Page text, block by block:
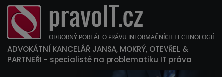
ADVOKÁTNÍ KANCELÁŘ JANSA, MOKRÝ, OTEVŘEL &
PARTNEŘI - specialisté na problematiku IT práva